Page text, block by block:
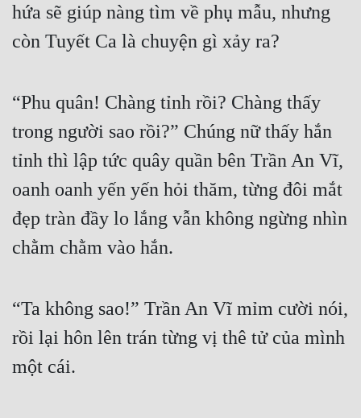
Du Hí
Dị Giới
Dị Năng
Gia Đấu
Góc Nhìn Nam
Góc Nhìn Nữ
Hài Hước
hứa sẽ giúp nàng tìm về phụ mẫu, nhưng
còn Tuyết Ca là chuyện gì xảy ra?
“Phu quân! Chàng tỉnh rồi? Chàng thấy
trong người sao rồi?” Chúng nữ thấy hắn
tỉnh thì lập tức quây quần bên Trần An Vĩ,
oanh oanh yến yến hỏi thăm, từng đôi mắt
đẹp tràn đầy lo lắng vẫn không ngừng nhìn
chằm chằm vào hắn.
“Ta không sao!” Trần An Vĩ mỉm cười nói,
rồi lại hôn lên trán từng vị thê tử của mình
một cái.